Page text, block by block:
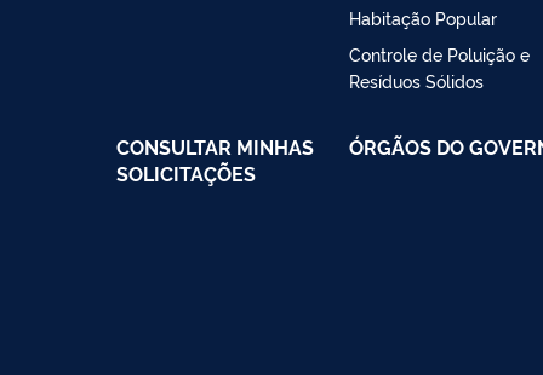
Habitação Popular
Controle de Poluição e
Resíduos Sólidos
CONSULTAR MINHAS
SOLICITAÇÕES
ÓRGÃOS DO